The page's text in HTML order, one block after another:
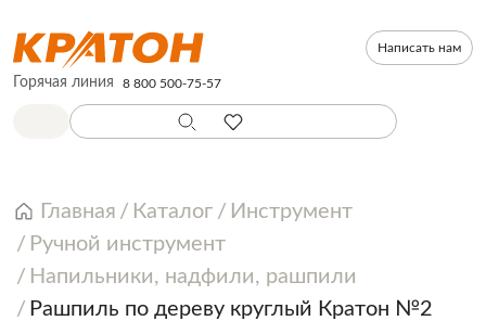
Написать нам
Горячая линия 8 800 500-75-57
Главная Каталог
Инструмент
Ручной инструмент
Напильники, надфили, рашпили
Рашпиль по дереву круглый Кратон №2